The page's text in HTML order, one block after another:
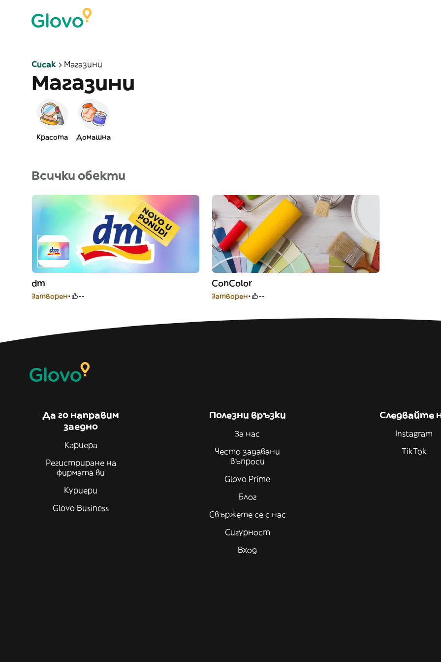
Сисак Магазини
Магазини
Красота Домашна
Всички обекти
dm
Затворен --
ConColor
Затворен --
Да го направим
заедно
Кариера
Регистриране на
фирмата ви
Куриери
Glovo Business
Полезни връзки
За нас
Често задавани
въпроси
Glovo Prime
Блог
Свържете се с нас
Сигурност
Вход
Следвайте
Instagram
TikTok